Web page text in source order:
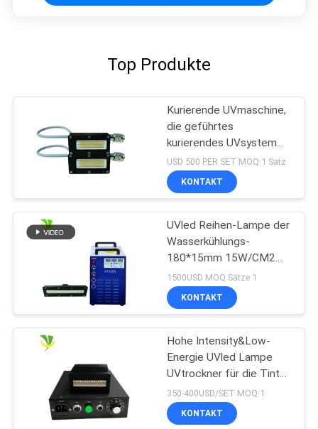
Top Produkte
Kurierende UVmaschine,
die geführtes
kurierendes UVsystem
der hohen Leistung der
Größen-50x20 Millimeter
der Wellenlängen-395nm
USD 500 PER SET MOQ:1 Satz
KONTAKT
UVled Reihen-Lampe der
Wasserkühlungs-
180*15mm 15W/CM2
395nm
1500USD MOQ:Sätze 1
KONTAKT
Hohe Intensity&Low-
Energie UVled Lampe
UVtrockner für die Tinte
kurierend kuriert
350-400USD/SET MOQ:1
KONTAKT